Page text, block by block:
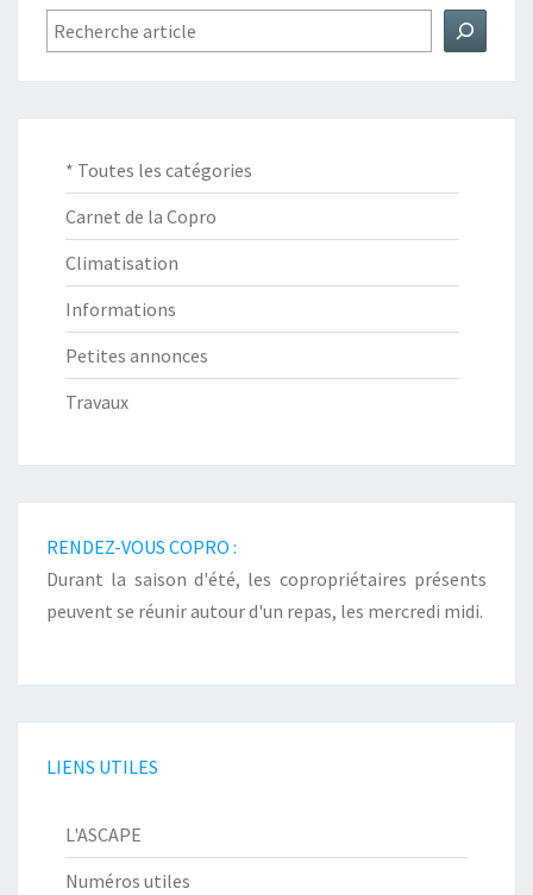
Rechercher
* Toutes les catégories
Carnet de la Copro
Climatisation
Informations
Petites annonces
Travaux
RENDEZ-VOUS COPRO :
Durant la saison d'été, les copropriétaires présents
peuvent se réunir autour d'un repas, les mercredi midi.
LIENS UTILES
L'ASCAPE
Numéros utiles